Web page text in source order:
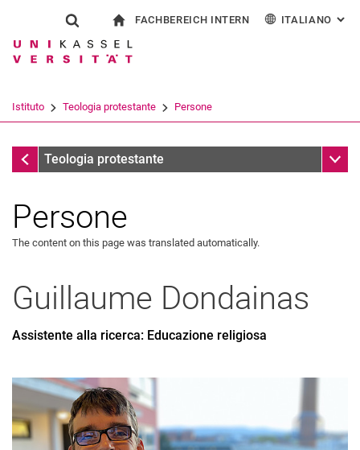
Jump directly to: content
Jump directly to: search
Jump directly to: main
Show search form
Search term
Search (opens an external link in a
FACHBEREICH INTERN ITALIANO :
Istituto Teologia protestante Persone
IstitutoTeologia protestante Sub
Ex professori
Persone
The content on this page was translated automatically.
Guillaume Dondainas
Assistente alla ricerca: Educazione religiosa